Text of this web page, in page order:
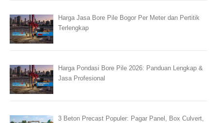
Harga Jasa Bore Pile Bogor Per Meter dan Pertitik
Terlengkap
Harga Pondasi Bore Pile 2026: Panduan Lengkap &
Jasa Profesional
3 Beton Precast Populer: Pagar Panel, Box Culvert,